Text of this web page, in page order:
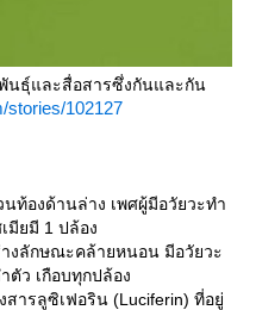
นธุ์และสื่อสารซึ่งกันและกัน
stories/102127
ท้องด้านล่าง เพศผู้มีอวัยวะทำ
มียมี 1 ปล้อง
งลักษณะคล้ายหนอน มีอวัยวะ
ตัว เกือบทุกปล้อง
ารลูซิเฟอริน (Luciferin) ที่อยู่